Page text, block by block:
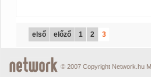
első előző 1 2 3
© 2007 Copyright Network.hu